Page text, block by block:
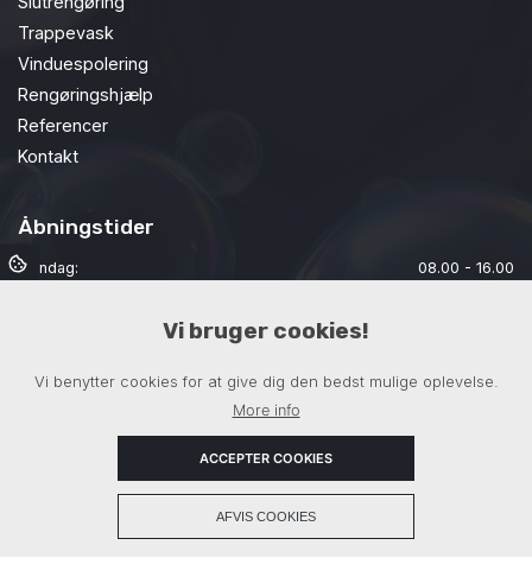
Trappevask
Vinduespolering
Rengøringshjælp
Referencer
Kontakt
Åbningstider
Mandag:
08.00 - 16.00
Fredag:
08.00 - 16.00
Vi bruger cookies!
Vi benytter cookies for at give dig den bedst mulige oplevelse.
More info
ACCEPTER COOKIES
AFVIS COOKIES